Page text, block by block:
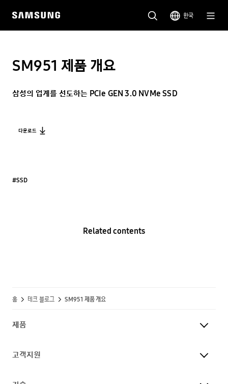
한국
SM951 제품 개요
삼성의 업계를 선도하는 PCIe GEN 3.0 NVMe SSD
다운로드
#SSD
Related contents
홈 테크 블로그 SM951 제품 개요
제품
고객지원